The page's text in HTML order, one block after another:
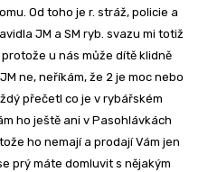
Od toho je r. stráž, policie a
JM a SM ryb. svazu mi totiž
u nás může dítě klidně
ne, neříkám, že 2 je moc nebo
přečetl co je v rybářském
ho ještě ani v Pasohlávkách
ho nemají a prodají Vám jen
prý máte domluvit s nějakým